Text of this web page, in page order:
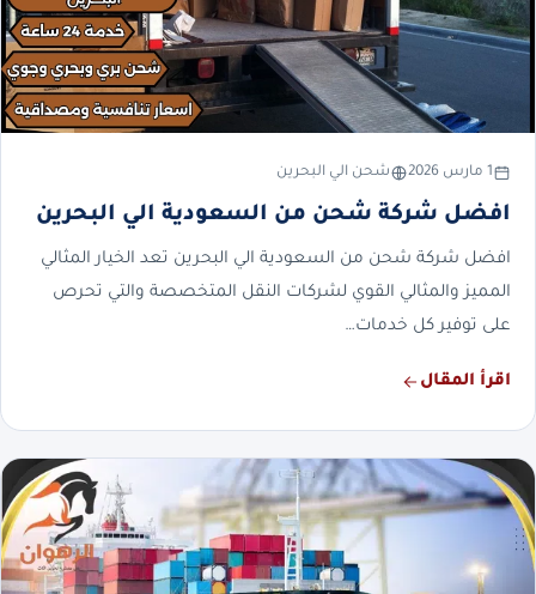
1 مارس 2026 شحن الي البحرين
افضل شركة شحن من السعودية الي البحرين
افضل شركة شحن من السعودية الي البحرين تعد الخيار المثالي
المميز والمثالي القوي لشركات النقل المتخصصة والتي تحرص
على توفير كل خدمات…
اقرأ المقال